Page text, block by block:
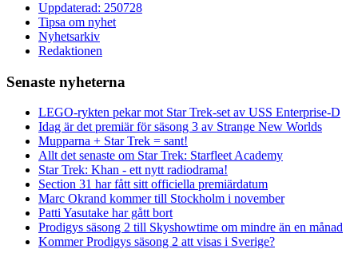
Uppdaterad: 250728
Tipsa om nyhet
Nyhetsarkiv
Redaktionen
Senaste nyheterna
LEGO-rykten pekar mot Star Trek-set av USS Enterprise-D
Idag är det premiär för säsong 3 av Strange New Worlds
Mupparna + Star Trek = sant!
Allt det senaste om Star Trek: Starfleet Academy
Star Trek: Khan - ett nytt radiodrama!
Section 31 har fått sitt officiella premiärdatum
Marc Okrand kommer till Stockholm i november
Patti Yasutake har gått bort
Prodigys säsong 2 till Skyshowtime om mindre än en månad
Kommer Prodigys säsong 2 att visas i Sverige?